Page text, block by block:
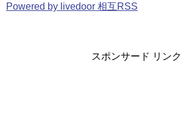
Powered by livedoor 相互RSS
スポンサード リンク